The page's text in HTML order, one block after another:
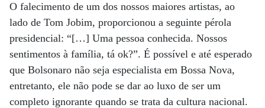
O falecimento de um dos nossos maiores artistas, ao
lado de Tom Jobim, proporcionou a seguinte pérola
presidencial: “[…] Uma pessoa conhecida. Nossos
sentimentos à família, tá ok?”. É possível e até esperado
que Bolsonaro não seja especialista em Bossa Nova,
entretanto, ele não pode se dar ao luxo de ser um
completo ignorante quando se trata da cultura nacional.